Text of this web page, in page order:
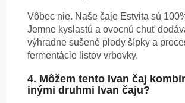
Vôbec nie. Naše čaje Estvita sú
Jemne kyslastú a ovocnú chuť
výhradne sušené plody šípky a
fermentácie listov vrbovky.
4. Môžem tento Ivan čaj
inými druhmi Ivan čaju?